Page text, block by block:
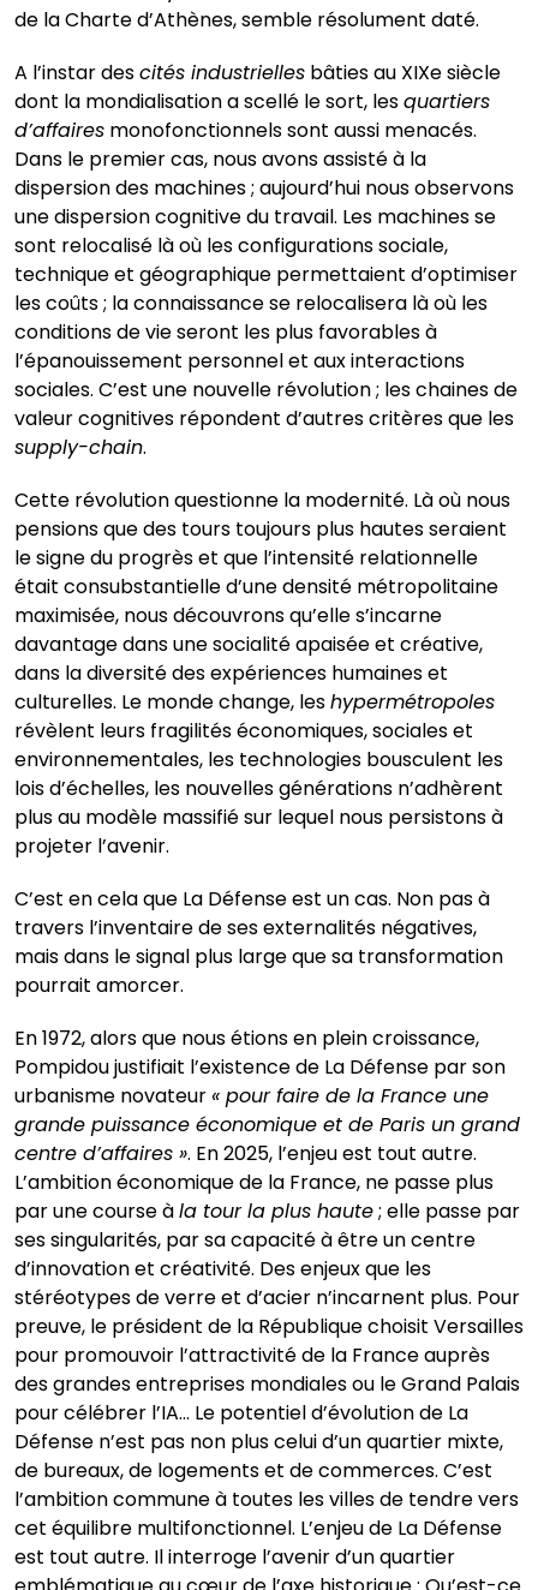
de la Charte d’Athènes, semble résolument daté.
A l’instar descités industrielles bâties au XIXe siècle
dont la mondialisation a scellé le sort, lesquartiers
d’affaires monofonctionnels sont aussi menacés.
Dans le premier cas, nous avons assisté à la
dispersion des machines ; aujourd’hui nous observons
une dispersion cognitive du travail. Les machines se
sont relocalisé là où les configurations sociale,
technique et géographique permettaient d’optimiser
les coûts ; la connaissance se relocalisera là où les
conditions de vie seront les plus favorables à
l’épanouissement personnel et aux interactions
sociales. C’est une nouvelle révolution ; les chaines de
valeur cognitives répondent d’autres critères que les
supply-chain.
Cette révolution questionne la modernité. Là où nous
pensions que des tours toujours plus hautes seraient
le signe du progrès et que l’intensité relationnelle
était consubstantielle d’une densité métropolitaine
maximisée, nous découvrons qu’elle s’incarne
davantage dans une socialité apaisée et créative,
dans la diversité des expériences humaines et
culturelles. Le monde change, leshypermétropoles
révèlent leurs fragilités économiques, sociales et
environnementales, les technologies bousculent les
lois d’échelles, les nouvelles générations n’adhèrent
plus au modèle massifié sur lequel nous persistons à
projeter l’avenir.
C’est en cela que La Défense est un cas. Non pas à
travers l’inventaire de ses externalités négatives,
mais dans le signal plus large que sa transformation
pourrait amorcer.
En 1972, alors que nous étions en plein croissance,
Pompidou justifiait l’existence de La Défense par son
urbanisme novateur« pour faire de la France une
grande puissance économique et de Paris un grand
centre d’affaires ». En 2025, l’enjeu est tout autre.
L’ambition économique de la France, ne passe plus
par une course àla tour la plus haute; elle passe par
ses singularités, par sa capacité à être un centre
d’innovation et créativité. Des enjeux que les
stéréotypes de verre et d’acier n’incarnent plus. Pour
preuve, le président de la République choisit Versailles
pour promouvoir l’attractivité de la France auprès
des grandes entreprises mondiales ou le Grand Palais
pour célébrer l’IA… Le potentiel d’évolution de La
Défense n’est pas non plus celui d’un quartier mixte,
de bureaux, de logements et de commerces. C’est
l’ambition commune à toutes les villes de tendre vers
cet équilibre multifonctionnel. L’enjeu de La Défense
est tout autre. Il interroge l’avenir d’un quartier